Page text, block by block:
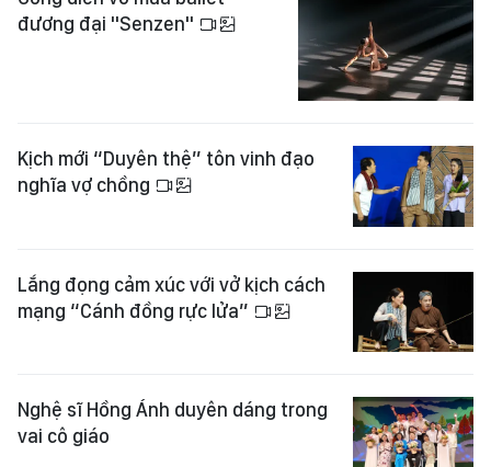
đương đại "Senzen"
Kịch mới “Duyên thệ” tôn vinh đạo
nghĩa vợ chồng
Lắng đọng cảm xúc với vở kịch cách
mạng “Cánh đồng rực lửa”
Nghệ sĩ Hồng Ánh duyên dáng trong
vai cô giáo